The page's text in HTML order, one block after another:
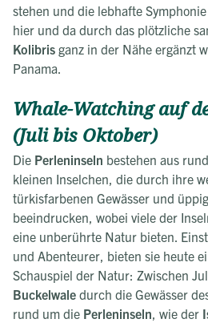
stehen und die lebhafte
hier und da durch das plötzliche
Kolibris ganz in der Nähe ergänzt
Panama.
Whale-Watching auf
(Juli bis Oktober)
Die Perleninseln bestehen aus
kleinen Inselchen, die durch ihre
türkisfarbenen Gewässer und
beeindrucken, wobei viele der
eine unberührte Natur bieten.
und Abenteurer, bieten sie heute
Schauspiel der Natur: Zwischen
Buckelwale durch die Gewässer
rund um die Perleninseln , wie der